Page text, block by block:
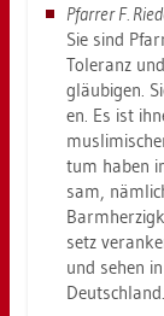
Pfar­rer F.
Sie sind
To­le­ranz
gläu­bi­gen.
en. Es ist
tum haben
sam,
setz
und sehen
Deutsch­land.